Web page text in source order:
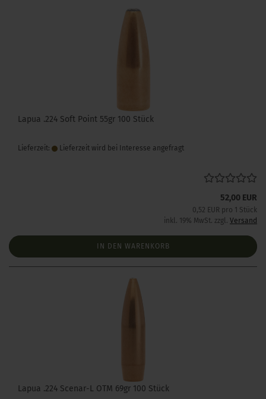
Lapua .224 Soft Point 55gr 100 Stück
Lieferzeit: Lieferzeit wird bei Interesse angefragt
52,00 EUR
0,52 EUR pro 1 Stück
inkl. 19% MwSt. zzgl. Versand
IN DEN WARENKORB
Lapua .224 Scenar-L OTM 69gr 100 Stück